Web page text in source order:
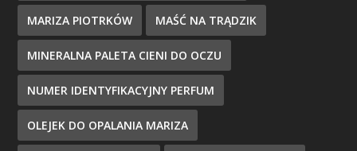
MARIZA PIOTRKÓW MAŚĆ NA TRĄDZIK
MINERALNA PALETA CIENI DO OCZU
NUMER IDENTYFIKACYJNY PERFUM
OLEJEK DO OPALANIA MARIZA